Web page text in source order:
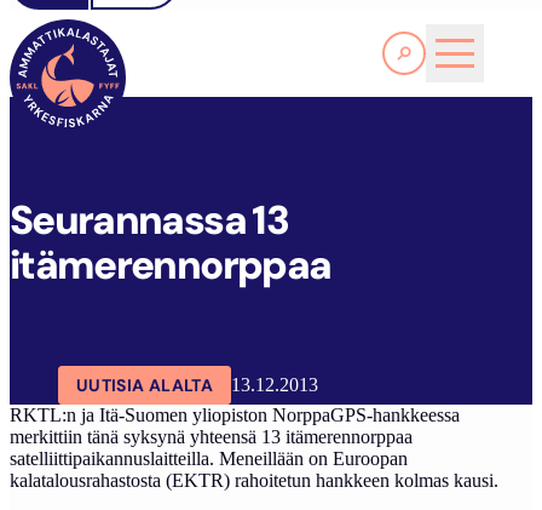
Lue lisää
SAKL
Seurannassa 13
itämerennorppaa
UUTISIA ALALTA
13.12.2013
RKTL:n ja Itä-Suomen yliopiston NorppaGPS-hankkeessa
merkittiin tänä syksynä yhteensä 13 itämerennorppaa
satelliittipaikannuslaitteilla. Meneillään on Euroopan
kalatalousrahastosta (EKTR) rahoitetun hankkeen kolmas kausi.